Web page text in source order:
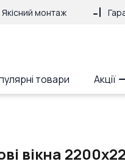
Якісний монтаж
товари Акції
вікна